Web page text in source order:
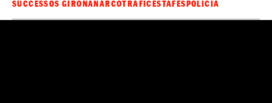
SUCCESSOS GIRONANARCOTRÀFICESTAFESPOLICIA